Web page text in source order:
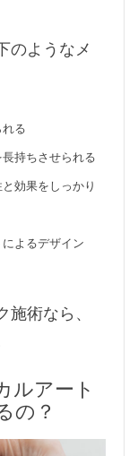
のようなメ
る
持ちさせられる
効果をしっかり
よるデザイン
術なら、
ルアート
の？